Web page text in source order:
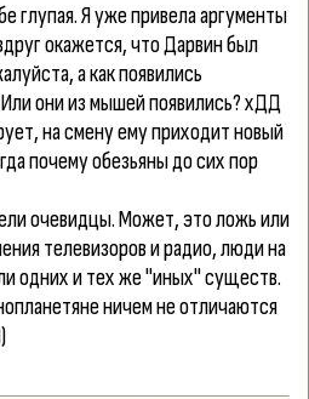
глупая. Я уже привела аргументы
окажется, что Дарвин был
а как появились
они из мышей появились? хДД
на смену ему приходит новый
почему обезьяны до сих пор
очевидцы. Может, это ложь или
телевизоров и радио, люди на
одних и тех же "иных" существ.
ничем не отличаются